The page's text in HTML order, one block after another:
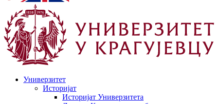
Универзитет
Историјат
Историјат Универзитета